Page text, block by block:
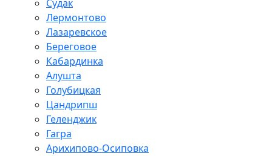
Судак
Лермонтово
Лазаревское
Береговое
Кабардинка
Алушта
Голубицкая
Цандрипш
Геленджик
Гагра
Арихипово-Осиповка